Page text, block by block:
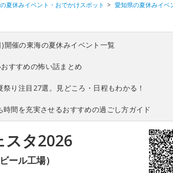
夏休みイベント・おでかけスポット 愛知県の夏休みイベ
催の東海の夏休みイベント一覧
すすめの怖い話まとめ
祭り注目27選。見どころ・日程もわかる！
時間を充実させるおすすめの過ごし方ガイド
スタ2026
ール工場）